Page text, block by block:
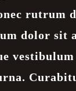
rutrum
dolor sit